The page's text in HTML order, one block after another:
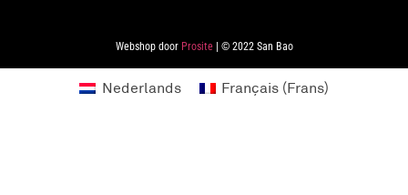
Webshop door Prosite| © 2022 San Bao
Nederlands Français(Frans)